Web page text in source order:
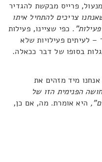
פרייס מבקשת להגדיר
צריכים להתחיל איתו
כפי שציינו, פעילות
– לעיתים פעילויות שלא
בסופו של דבר ככאלה.
מיד מזהים את
הפנימית הזו של
היא אומרת. מה, אם כן,